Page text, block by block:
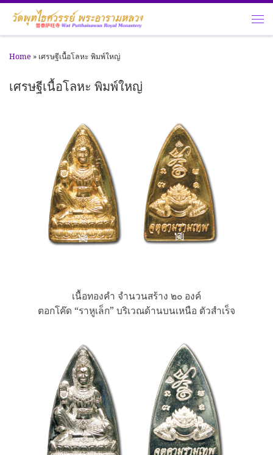
Skip to content
Home » เศรษฐีเนื้อโลหะ พิมพ์ใหญ่
เศรษฐีเนื้อโลหะ พิมพ์ใหญ่
เนื้อทองคำ จำนวนสร้าง ๒๐ องค์
ตอกโค๊ด “ราหูเล็ก” บริเวณด้านบนเหนือ ตัวสำเร็จ